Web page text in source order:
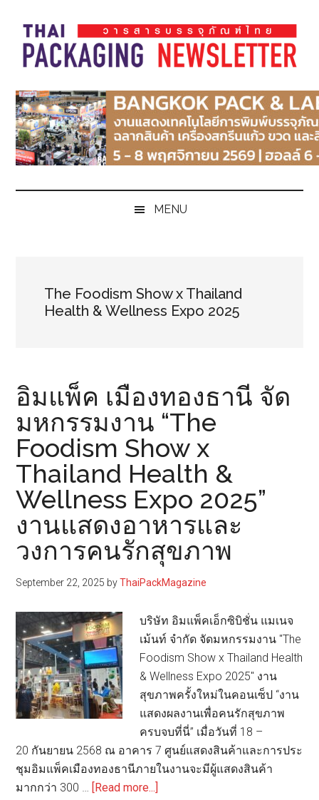
main
content
secondary
menu
primary
sidebar
footer
Thai
Pack
Magazine
Pack
Magazine
MENU
The Foodism Show x Thailand
Health & Wellness Expo 2025
อิมแพ็ค เมืองทองธานี จัด
มหกรรมงาน “The
Foodism Show x
Thailand Health &
Wellness Expo 2025”
งานแสดงอาหารและ
วงการคนรักสุขภาพ
September 22, 2025 byThaiPackMagazine
บริษัท อิมแพ็คเอ็กซิบิชั่น แมเนจ
เม้นท์ จำกัด จัดมหกรรมงาน "The
Foodism Show x Thailand Health
& Wellness Expo 2025" งาน
สุขภาพครั้งใหม่ในคอนเซ็ป “งาน
แสดงผลงานเพื่อคนรักสุขภาพ
ครบจบที่นี่” เมื่อวันที่ 18 –
20 กันยายน 2568 ณ อาคาร 7 ศูนย์แสดงสินค้าและการประ
ชุมอิมแพ็คเมืองทองธานีภายในงานจะมีผู้แสดงสินค้า
มากกว่า 300 …
[Read more...]